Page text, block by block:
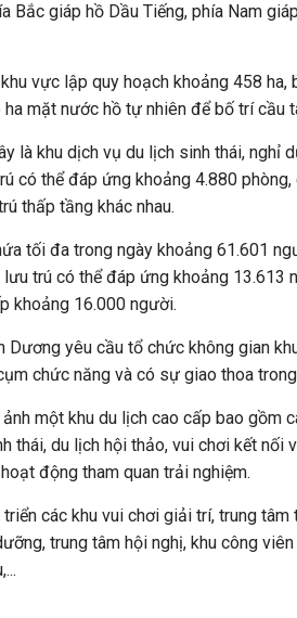
Bắc giáp hồ Dầu Tiếng, phía Nam
vực lập quy hoạch khoảng 458
mặt nước hồ tự nhiên để bố trí cầu
là khu dịch vụ du lịch sinh thái, nghỉ
có thể đáp ứng khoảng 4.880
thấp tầng khác nhau.
tối đa trong ngày khoảng 61.601
trú có thể đáp ứng khoảng 13.613
khoảng 16.000 người.
Dương yêu cầu tổ chức không gian
chức năng và có sự giao thoa
một khu du lịch cao cấp bao gồm
thái, du lịch hội thảo, vui chơi kết nối
động tham quan trải nghiệm.
các khu vui chơi giải trí, trung
trung tâm hội nghị, khu công